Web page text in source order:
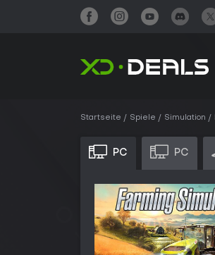
Startseite Spiele Simulation
PC PC